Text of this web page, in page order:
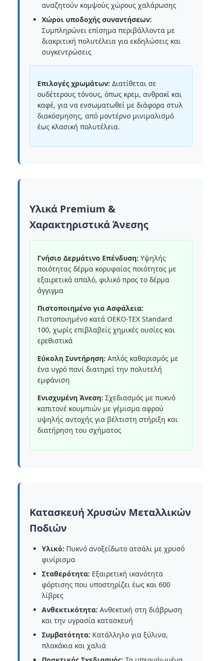
αναζητούν κομψούς χώρους χαλάρωσης
Χώροι υποδοχής συναντήσεων:
Συμπληρώνει επίσημα περιβάλλοντα με
διακριτική πολυτέλεια για εκδηλώσεις και
συγκεντρώσεις
Επιλογές χρωμάτων: Διατίθεται σε
ουδέτερους τόνους, όπως κρεμ, ανθρακί και
καφέ, για να ενσωματωθεί με διάφορα στυλ
διακόσμησης, από μοντέρνο μινιμαλισμό
έως κλασική πολυτέλεια.
Υλικά Premium &
Χαρακτηριστικά Άνεσης
Γνήσιο Δερμάτινο Επένδυση: Υψηλής
ποιότητας δέρμα κορυφαίας ποιότητας με
εξαιρετικά απαλό, φιλικό προς το δέρμα
άγγιγμα
Πιστοποιημένο για Ασφάλεια:
Πιστοποιημένο κατά OEKO-TEX Standard
100, χωρίς επιβλαβείς χημικές ουσίες και
ερεθιστικά
Εύκολη Συντήρηση: Απλός καθαρισμός με
ένα υγρό πανί διατηρεί την πολυτελή
εμφάνιση
Ενισχυμένη Άνεση: Σχεδιασμός με πυκνό
καπιτονέ κουμπιών με γέμισμα αφρού
υψηλής αντοχής για βέλτιστη στήριξη και
διατήρηση του σχήματος
Κατασκευή Χρυσών Μεταλλικών
Ποδιών
Υλικό: Πυκνό ανοξείδωτο ατσάλι με χρυσό
φινίρισμα
Σταθερότητα: Εξαιρετική ικανότητα
φόρτισης που υποστηρίζει έως και 600
λίβρες
Ανθεκτικότητα: Ανθεκτική στη διάβρωση
και την υγρασία κατασκευή
Συμβατότητα: Κατάλληλο για ξύλινα,
πλακάκια και χαλιά